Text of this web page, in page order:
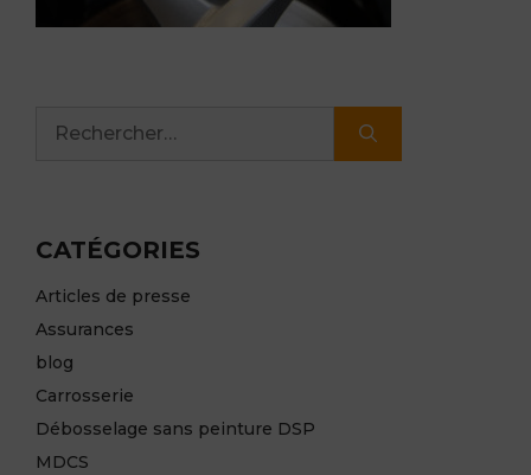
CATÉGORIES
Articles de presse
Assurances
blog
Carrosserie
Débosselage sans peinture DSP
MDCS